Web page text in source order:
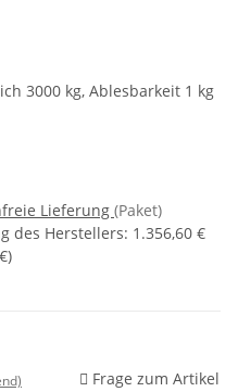
3000 kg, Ablesbarkeit 1 kg
Lieferung (Paket)
des Herstellers: 1.356,60 €
)
Frage zum Artikel